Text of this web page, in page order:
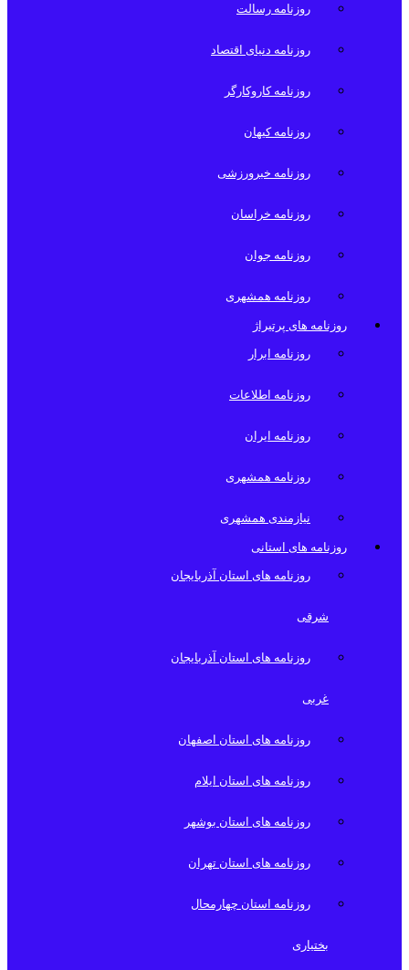
روزنامه رسالت
روزنامه دنیای اقتصاد
روزنامه کاروکارگر
روزنامه کیهان
روزنامه خبرورزشی
روزنامه خراسان
روزنامه جوان
روزنامه همشهری
روزنامه های پرتیراژ
روزنامه ابرار
روزنامه اطلاعات
روزنامه ایران
روزنامه همشهری
نیازمندی همشهری
روزنامه های استانی
روزنامه های استان آذربایجان
شرقی
روزنامه های استان آذربایجان
غربی
روزنامه های استان اصفهان
روزنامه های استان ایلام
روزنامه های استان بوشهر
روزنامه های استان تهران
روزنامه استان چهارمحال
بختیاری